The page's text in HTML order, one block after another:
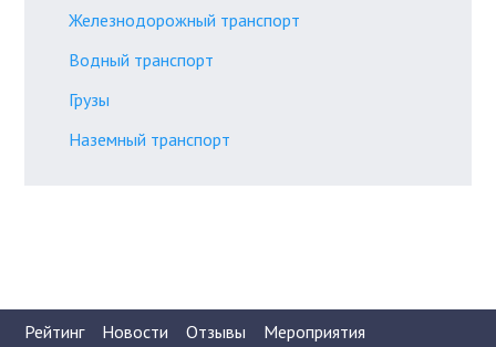
Железнодорожный транспорт
Водный транспорт
Грузы
Наземный транспорт
Рейтинг Новости Отзывы
Мероприятия